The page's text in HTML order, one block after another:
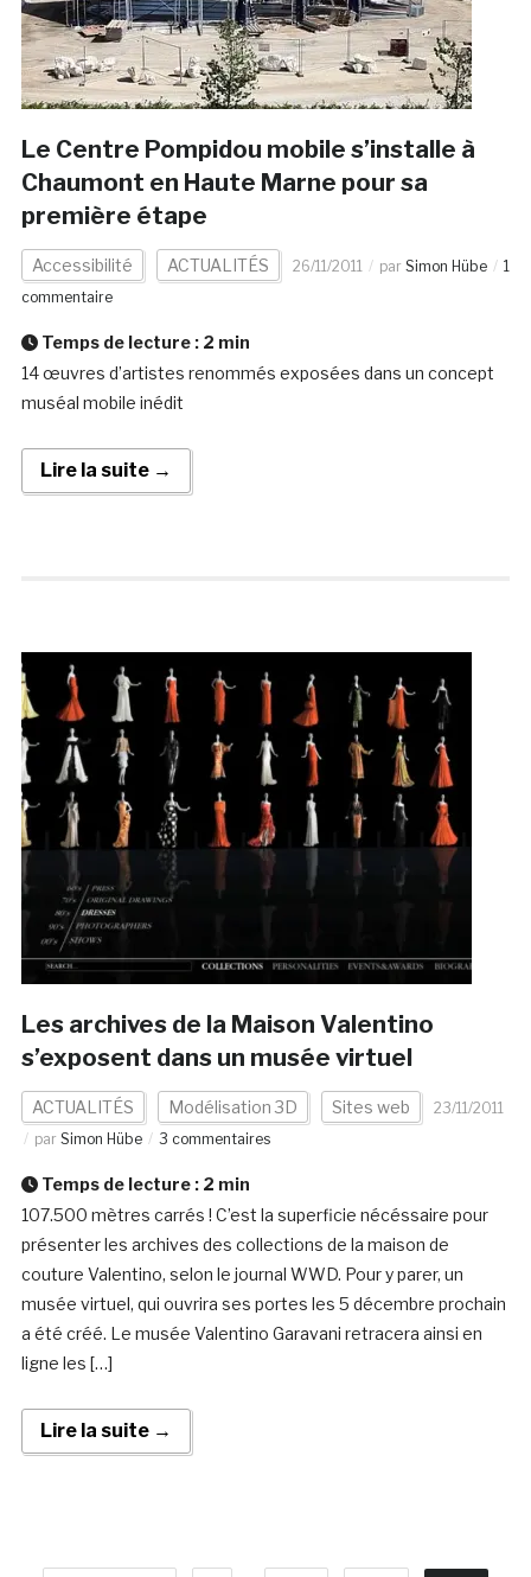
Le Centre Pompidou mobile s’installe à
Chaumont en Haute Marne pour sa
première étape
Accessibilité ACTUALITÉS 26/11/2011 par Simon Hübe
1
commentaire
Temps de lecture : 2 min
14 œuvres d’artistes renommés exposées dans un concept
muséal mobile inédit
Lire la suite →
Les archives de la Maison Valentino
s’exposent dans un musée virtuel
ACTUALITÉS Modélisation 3D Sites web
23/11/2011
par Simon Hübe 3 commentaires
Temps de lecture : 2 min
107.500 mètres carrés ! C’est la superficie nécéssaire pour
présenter les archives des collections de la maison de
couture Valentino, selon le journal WWD. Pour y parer, un
musée virtuel, qui ouvrira ses portes les 5 décembre prochain
a été créé. Le musée Valentino Garavani retracera ainsi en
ligne les […]
Lire la suite →